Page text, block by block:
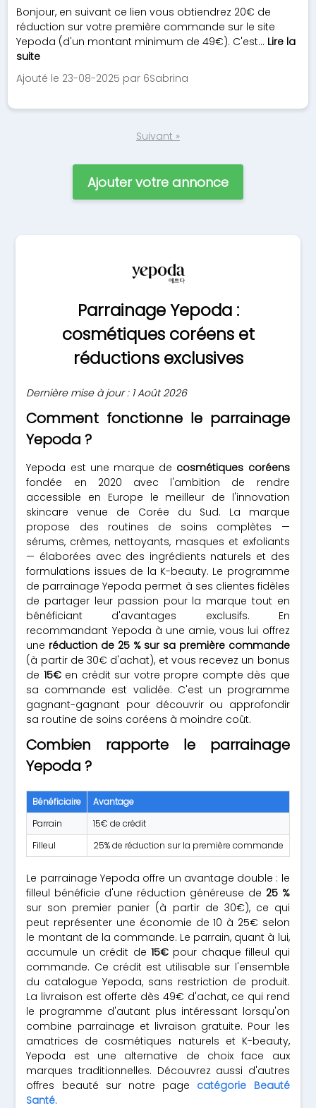
Bonjour, en suivant ce lien vous obtiendrez 20€ de
réduction sur votre première commande sur le site
Yepoda (d'un montant minimum de 49€). C'est... Lire la
suite
Ajouté le 23-08-2025 par 6Sabrina
Suivant »
Ajouter votre annonce
Parrainage Yepoda :
cosmétiques coréens et
réductions exclusives
Dernière mise à jour : 1 Août 2026
Comment fonctionne le parrainage
Yepoda ?
Yepoda est une marque de cosmétiques coréens
fondée en 2020 avec l'ambition de rendre
accessible en Europe le meilleur de l'innovation
skincare venue de Corée du Sud. La marque
propose des routines de soins complètes —
sérums, crèmes, nettoyants, masques et exfoliants
— élaborées avec des ingrédients naturels et des
formulations issues de la K-beauty. Le programme
de parrainage Yepoda permet à ses clientes fidèles
de partager leur passion pour la marque tout en
bénéficiant d'avantages exclusifs. En
recommandant Yepoda à une amie, vous lui offrez
une réduction de 25 % sur sa première commande
(à partir de 30€ d'achat), et vous recevez un bonus
de 15€en crédit sur votre propre compte dès que
sa commande est validée. C'est un programme
gagnant-gagnant pour découvrir ou approfondir
sa routine de soins coréens à moindre coût.
Combien rapporte le parrainage
Yepoda ?
Bénéficiaire Avantage
Parrain
15€ de crédit
Filleul
25% de réduction sur la première commande
Le parrainage Yepoda offre un avantage double : le
filleul bénéficie d'une réduction généreuse de 25 %
sur son premier panier (à partir de 30€), ce qui
peut représenter une économie de 10 à 25€ selon
le montant de la commande. Le parrain, quant à lui,
accumule un crédit de 15€ pour chaque filleul qui
commande. Ce crédit est utilisable sur l'ensemble
du catalogue Yepoda, sans restriction de produit.
La livraison est offerte dès 49€ d'achat, ce qui rend
le programme d'autant plus intéressant lorsqu'on
combine parrainage et livraison gratuite. Pour les
amatrices de cosmétiques naturels et K-beauty,
Yepoda est une alternative de choix face aux
marques traditionnelles. Découvrez aussi d'autres
offres beauté sur notre page catégorie Beauté
Santé.